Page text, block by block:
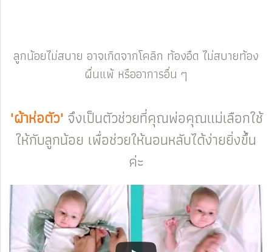
ลูกน้อยไม่สบาย อาจเกิดจากโคลิก ท้องอืด ไม่สบายท้อง
ผื่นแพ้ หรืออาการอื่น ๆ
"ผ้าห่อตัว" จึงเป็นตัวช่วยที่คุณพ่อคุณแม่เลือกใช้
ให้กับลูกน้อย เพื่อช่วยให้นอนหลับได้ง่ายยิ่งขึ้น
ค่ะ